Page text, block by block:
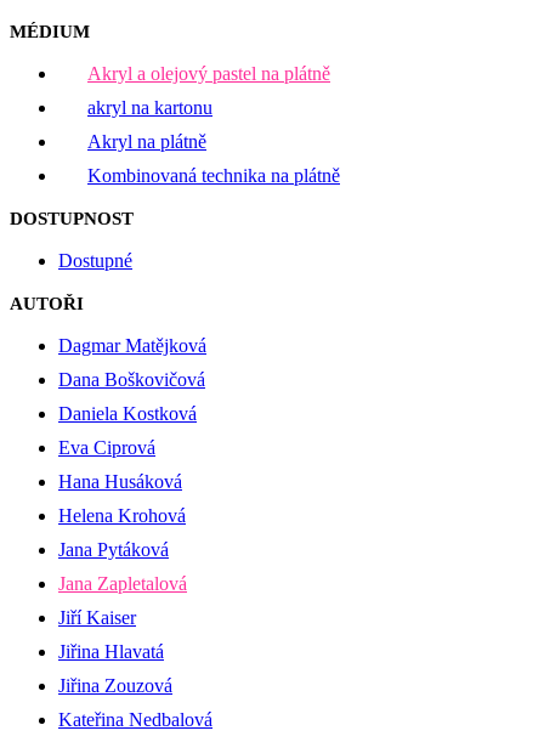
MÉDIUM
Akryl a olejový pastel na plátně
akryl na kartonu
Akryl na plátně
Kombinovaná technika na plátně
DOSTUPNOST
Dostupné
AUTOŘI
Dagmar Matějková
Dana Boškovičová
Daniela Kostková
Eva Ciprová
Hana Husáková
Helena Krohová
Jana Pytáková
Jana Zapletalová
Jiří Kaiser
Jiřina Hlavatá
Jiřina Zouzová
Kateřina Nedbalová